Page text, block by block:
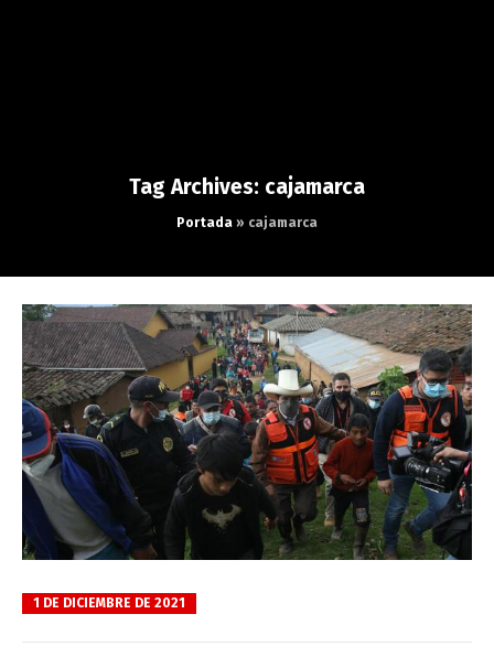
Tag Archives: cajamarca
Portada » cajamarca
1 DE DICIEMBRE DE 2021